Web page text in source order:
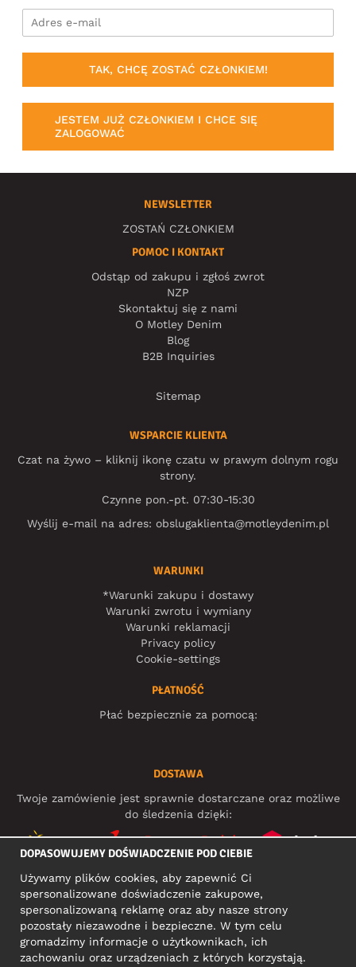
TAK, CHCĘ ZOSTAĆ CZŁONKIEM!
JESTEM JUŻ CZŁONKIEM I CHCE SIĘ
ZALOGOWAĆ
NEWSLETTER
ZOSTAŃ CZŁONKIEM
POMOC I KONTAKT
Odstąp od zakupu i zgłoś zwrot
NZP
Skontaktuj się z nami
O Motley Denim
Blog
B2B Inquiries
Sitemap
WSPARCIE KLIENTA
Czat na żywo – kliknij ikonę czatu w prawym dolnym rogu
strony.
Czynne pon.-pt. 07:30-15:30
Wyślij e-mail na adres: obslugaklienta@motleydenim.pl
WARUNKI
*Warunki zakupu i dostawy
Warunki zwrotu i wymiany
Warunki reklamacji
Privacy policy
Cookie-settings
PŁATNOŚĆ
Płać bezpiecznie za pomocą:
DOSTAWA
Twoje zamówienie jest sprawnie dostarczane oraz możliwe
do śledzenia dzięki:
MEDIA SPOŁECZNOŚCIOWE
ADRES KONTAKTOWY
DOPASOWUJEMY DOŚWIADCZENIE POD CIEBIE
Używamy plików cookies, aby zapewnić Ci
spersonalizowane doświadczenie zakupowe,
spersonalizowaną reklamę oraz aby nasze strony
pozostały niezawodne i bezpieczne. W tym celu
gromadzimy informacje o użytkownikach, ich
zachowaniu oraz urządzeniach z których korzystają.